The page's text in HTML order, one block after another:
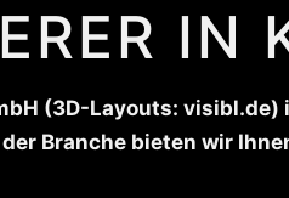
IN
(3D-Layouts:
Branche bieten wir